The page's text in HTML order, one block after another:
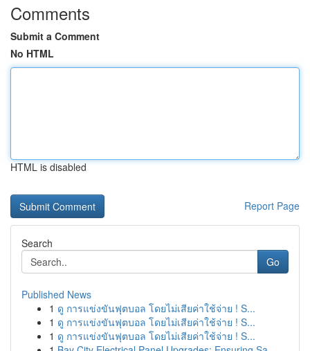
Comments
Submit a Comment
No HTML
HTML is disabled
Report Page
Search
Go
Published News
1 ดู การแข่งขันฟุตบอล โดยไม่เสียค่าใช้จ่าย ! S...
1 ดู การแข่งขันฟุตบอล โดยไม่เสียค่าใช้จ่าย ! S...
1 ดู การแข่งขันฟุตบอล โดยไม่เสียค่าใช้จ่าย ! S...